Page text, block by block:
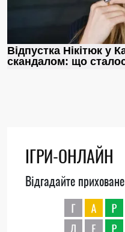
ІГРИ-ОНЛАЙН
Відгадайте